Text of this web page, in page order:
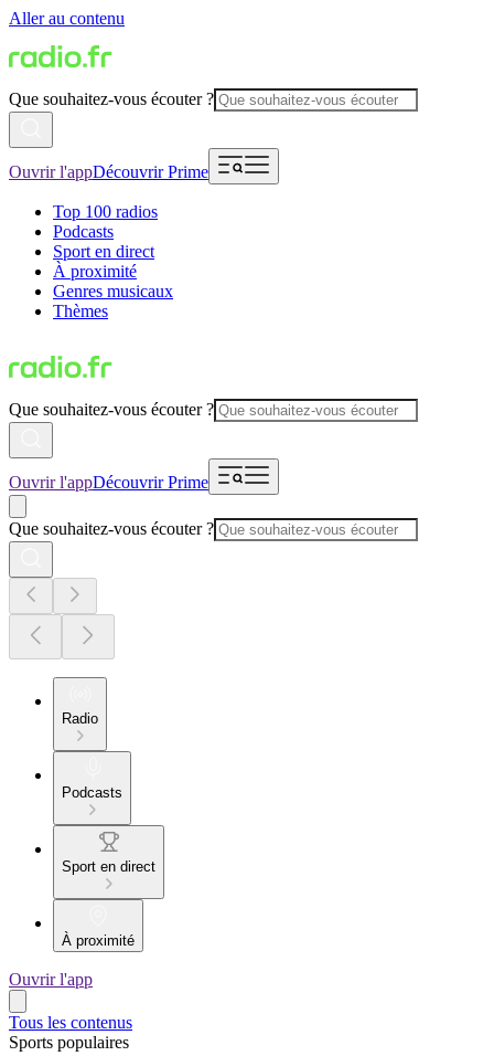
Aller au contenu
Que souhaitez-vous écouter ?
Ouvrir l'appDécouvrir Prime
Top 100 radios
Podcasts
Sport en direct
À proximité
Genres musicaux
Thèmes
Que souhaitez-vous écouter ?
Ouvrir l'appDécouvrir Prime
Que souhaitez-vous écouter ?
Radio
Podcasts
Sport en direct
À proximité
Ouvrir l'app
Tous les contenus
Sports populaires